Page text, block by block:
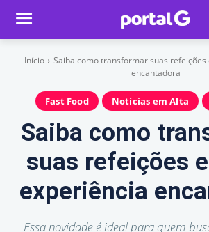
Início
Saiba como transformar suas
encantadora
Fast Food Notícias em Alta
Saiba como
suas refeições
experiência
Essa novidade é ideal para quem